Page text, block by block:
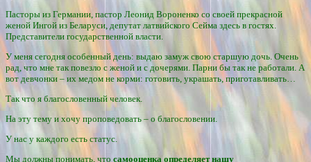
Пасторы из Германии, пастор Леонид Вороненко со своей прекрасной
женой Ингой из Беларуси, депутат латвийского Сейма здесь в гостях.
Представители государственной власти.
У меня сегодня особенный день: выдаю замуж свою старшую дочь. Очень
рад, что мне так повезло с женой и с дочерями. Парни бы так не работали. А
вот девчонки – их медом не корми: готовить, украшать, приготавливать…
Так что я благословенный человек.
На эту тему и хочу проповедовать – о благословении.
У нас у каждого есть статус.
Мы должны понимать, что самооценка определяет нашу